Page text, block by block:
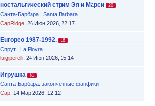
ностальгический стрим Эя и Марси
20
Санта-Барбара | Santa Barbara
CapRidge , 26 Июн 2026, 22:17
Europeo 1987-1992. 16
Спрут | La Piovra
luigiperelli , 24 Июн 2026, 15:14
Игрушка 61
Санта-Барбара: законченные фанфики
Cap , 14 Мар 2026, 12:12